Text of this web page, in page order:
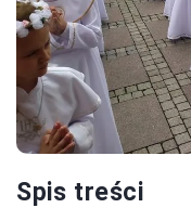
Spis treści